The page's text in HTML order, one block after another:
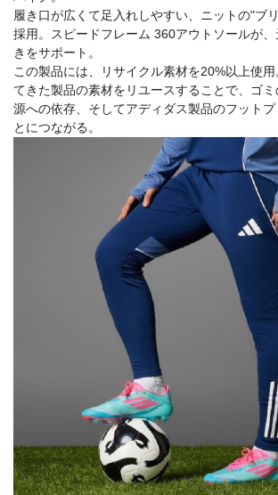
履き口が広くて足入れしやすい、ニットの"ブ
採用。スピードフレーム 360アウトソールが
きをサポート。
この製品には、リサイクル素材を20%以上使
てきた製品の素材をリユースすることで、ゴ
源への依存、そしてアディダス製品のフットプ
とにつながる。